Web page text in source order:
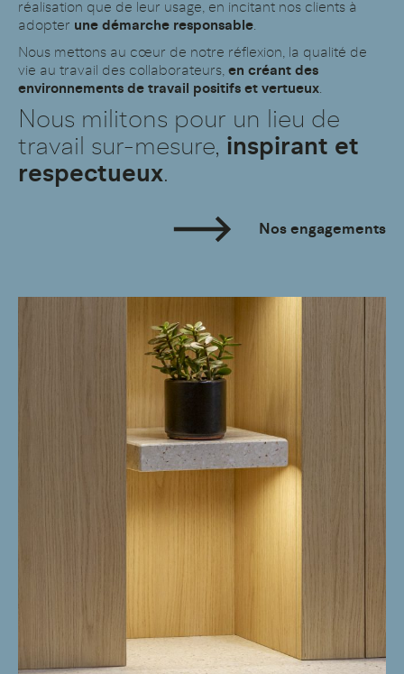
réalisation que de leur usage, en incitant nos clients à
adopter une démarche responsable.
Nous mettons au cœur de notre réflexion, la qualité de
vie au travail des collaborateurs, en créant des
environnements de travail positifs et vertueux.
Nous militons pour un lieu de
travail sur-mesure, inspirant et
respectueux.
Nos engagements